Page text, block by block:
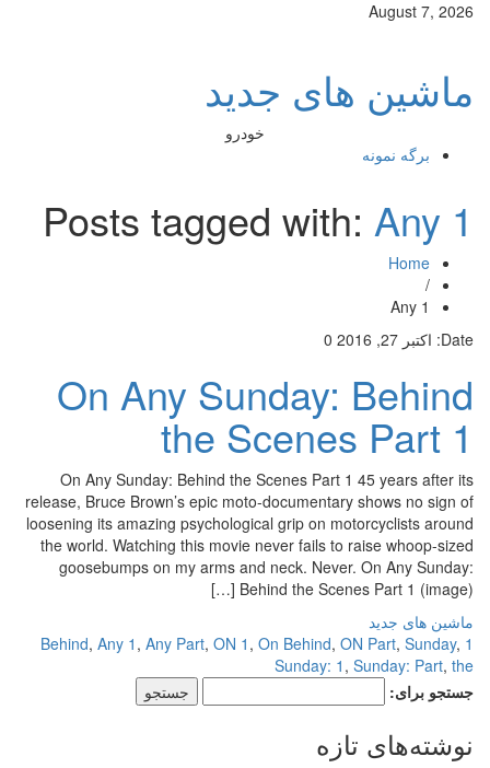
August 7, 2026
ماشین های جدید
خودرو
برگه نمونه
Posts tagged with:Any 1
Home
/
Any 1
Date: اکتبر 27, 2016 0
On Any Sunday: Behind
the Scenes Part 1
On Any Sunday: Behind the Scenes Part 1 45 years after its
release, Bruce Brown’s epic moto-documentary shows no sign of
loosening its amazing psychological grip on motorcyclists around
the world. Watching this movie never fails to raise whoop-sized
goosebumps on my arms and neck. Never. On Any Sunday:
Behind the Scenes Part 1 (image) […]
ماشین های جدید
,Any 1,Any Part,ON 1,On Behind,ON Part,Sunday
Sunday: 1,Sunday: Part,the
جستجو برای:
نوشته‌های تازه